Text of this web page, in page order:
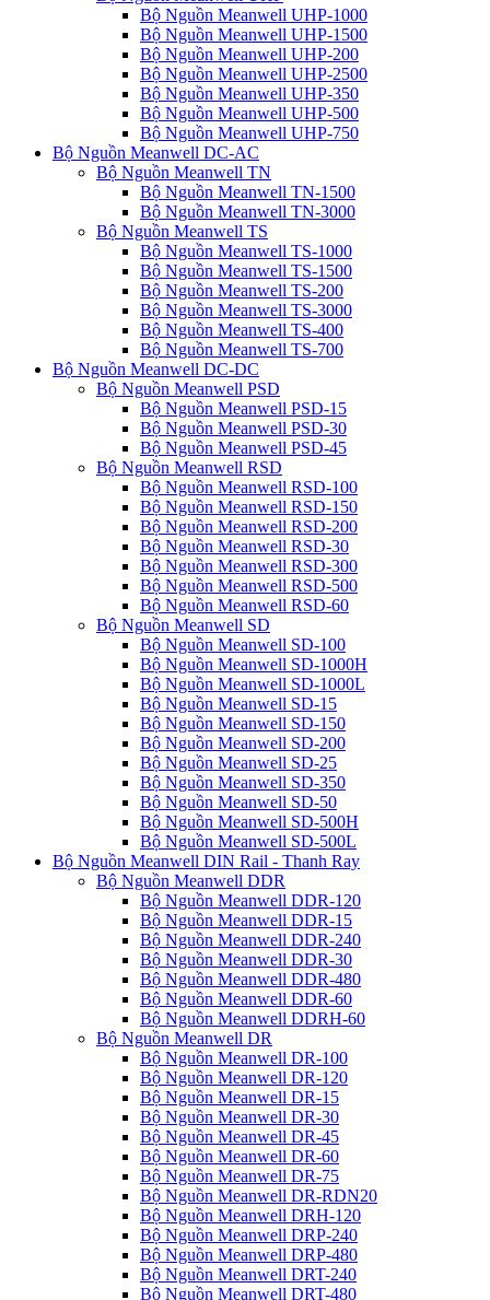
Bộ Nguồn Meanwell UHP-1000
Bộ Nguồn Meanwell UHP-1500
Bộ Nguồn Meanwell UHP-200
Bộ Nguồn Meanwell UHP-2500
Bộ Nguồn Meanwell UHP-350
Bộ Nguồn Meanwell UHP-500
Bộ Nguồn Meanwell UHP-750
Bộ Nguồn Meanwell DC-AC
Bộ Nguồn Meanwell TN
Bộ Nguồn Meanwell TN-1500
Bộ Nguồn Meanwell TN-3000
Bộ Nguồn Meanwell TS
Bộ Nguồn Meanwell TS-1000
Bộ Nguồn Meanwell TS-1500
Bộ Nguồn Meanwell TS-200
Bộ Nguồn Meanwell TS-3000
Bộ Nguồn Meanwell TS-400
Bộ Nguồn Meanwell TS-700
Bộ Nguồn Meanwell DC-DC
Bộ Nguồn Meanwell PSD
Bộ Nguồn Meanwell PSD-15
Bộ Nguồn Meanwell PSD-30
Bộ Nguồn Meanwell PSD-45
Bộ Nguồn Meanwell RSD
Bộ Nguồn Meanwell RSD-100
Bộ Nguồn Meanwell RSD-150
Bộ Nguồn Meanwell RSD-200
Bộ Nguồn Meanwell RSD-30
Bộ Nguồn Meanwell RSD-300
Bộ Nguồn Meanwell RSD-500
Bộ Nguồn Meanwell RSD-60
Bộ Nguồn Meanwell SD
Bộ Nguồn Meanwell SD-100
Bộ Nguồn Meanwell SD-1000H
Bộ Nguồn Meanwell SD-1000L
Bộ Nguồn Meanwell SD-15
Bộ Nguồn Meanwell SD-150
Bộ Nguồn Meanwell SD-200
Bộ Nguồn Meanwell SD-25
Bộ Nguồn Meanwell SD-350
Bộ Nguồn Meanwell SD-50
Bộ Nguồn Meanwell SD-500H
Bộ Nguồn Meanwell SD-500L
Bộ Nguồn Meanwell DIN Rail - Thanh Ray
Bộ Nguồn Meanwell DDR
Bộ Nguồn Meanwell DDR-120
Bộ Nguồn Meanwell DDR-15
Bộ Nguồn Meanwell DDR-240
Bộ Nguồn Meanwell DDR-30
Bộ Nguồn Meanwell DDR-480
Bộ Nguồn Meanwell DDR-60
Bộ Nguồn Meanwell DDRH-60
Bộ Nguồn Meanwell DR
Bộ Nguồn Meanwell DR-100
Bộ Nguồn Meanwell DR-120
Bộ Nguồn Meanwell DR-15
Bộ Nguồn Meanwell DR-30
Bộ Nguồn Meanwell DR-45
Bộ Nguồn Meanwell DR-60
Bộ Nguồn Meanwell DR-75
Bộ Nguồn Meanwell DR-RDN20
Bộ Nguồn Meanwell DRH-120
Bộ Nguồn Meanwell DRP-240
Bộ Nguồn Meanwell DRP-480
Bộ Nguồn Meanwell DRT-240
Bộ Nguồn Meanwell DRT-480